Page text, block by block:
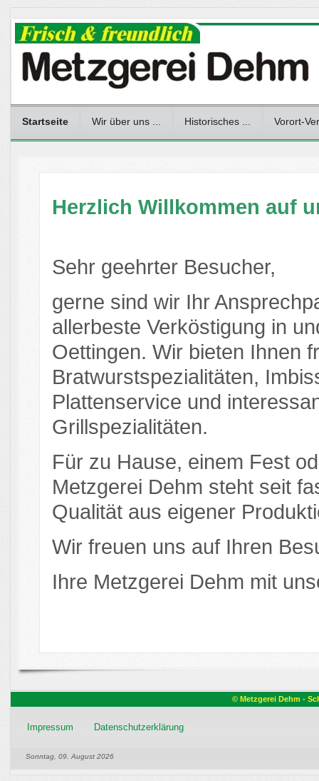
Startseite Wir über uns ... Historisches ... Vorort-
Herzlich Willkommen auf
Sehr geehrter Besucher,
gerne sind wir Ihr
allerbeste Verköstigung in
Oettingen. Wir bieten Ihnen
Bratwurstspezialitäten,
Plattenservice und
Grillspezialitäten.
Für zu Hause, einem Fest
Metzgerei Dehm steht seit
Qualität aus eigener
Wir freuen uns auf Ihren
Ihre Metzgerei Dehm mit
© Metzgerei Dehm -
Impressum Datenschutzerklärung
Sonntag, 09. August 2026